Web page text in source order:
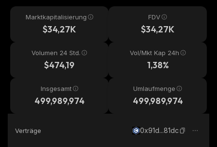
Marktkapitalisierung
$34,27K
FDV
$34,27K
Volumen 24 Std.
$474,19
Vol/Mkt Kap 24h
1,38%
Insgesamt
499,989,974
Umlaufmenge
499,989,974
Verträge 0x91d...81dc